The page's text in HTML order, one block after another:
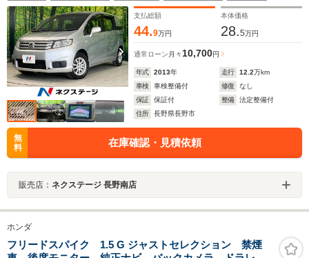
ッチ
支払総額
44.9万円
本体価格
28.5万円
通常ローン 月々 10,700円
年式 2013年 走行 12.2万km
車検
車検整備付 修復
なし
保証
保証付 整備
法定整備付
住所
長野県長野市
無
料
在庫確認・見積依頼
販売店： ネクステージ 長野南店
ホンダ
フリードスパイク 1.5 G ジャストセレクション 禁煙